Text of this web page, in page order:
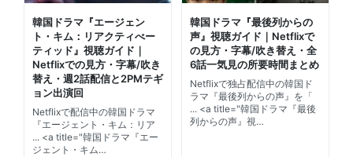
韓国ドラマ『エージェン
ト・キム：リアクティべー
ティッド』視聴ガイド｜
Netflixでの見方・字幕/吹き
替え・週2話配信と2PMテギ
ョン出演回
Netflixで配信中の韓国ドラマ
『エージェント・キム：リア
... <a title="韓国ドラマ『エー
ジェント・キム…
韓国ドラマ『最後列からの
声』視聴ガイド｜Netflixで
の見方・字幕/吹き替え・全
6話一気見の所要時間まとめ
Netflixで独占配信中の韓国ド
ラマ『最後列からの声』を「
... <a title="韓国ドラマ『最後
列からの声』視…